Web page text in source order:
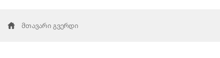
მთავარი გვერდი